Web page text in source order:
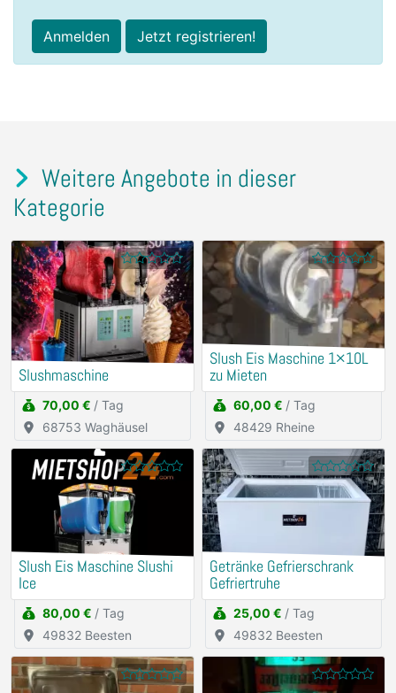
Anmelden Jetzt registrieren!
Weitere Angebote in dieser
Kategorie
Slushmaschine
70,00 € / Tag
68753 Waghäusel
Slush Eis Maschine 1×10L
zu Mieten
60,00 € / Tag
48429 Rheine
Slush Eis Maschine Slushi
Ice
80,00 € / Tag
49832 Beesten
Getränke Gefrierschrank
Gefriertruhe
25,00 € / Tag
49832 Beesten